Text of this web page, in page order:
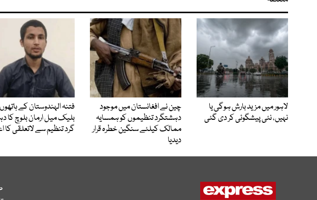
لاہور میں مزید بارش ہوگی یا
نہیں، نئی پیشگوئی کر دی گئی
چین نے افغانستان میں موجود
دہشتگرد تنظیموں کو ہمسایہ
ممالک کیلئے سنگین خطرہ قرار
دیدیا
فتنہ الہندوستان کے ہاتھوں
بلیک میل ارمان بلوچ
گرد تنظیم سے لاتعلقی کا